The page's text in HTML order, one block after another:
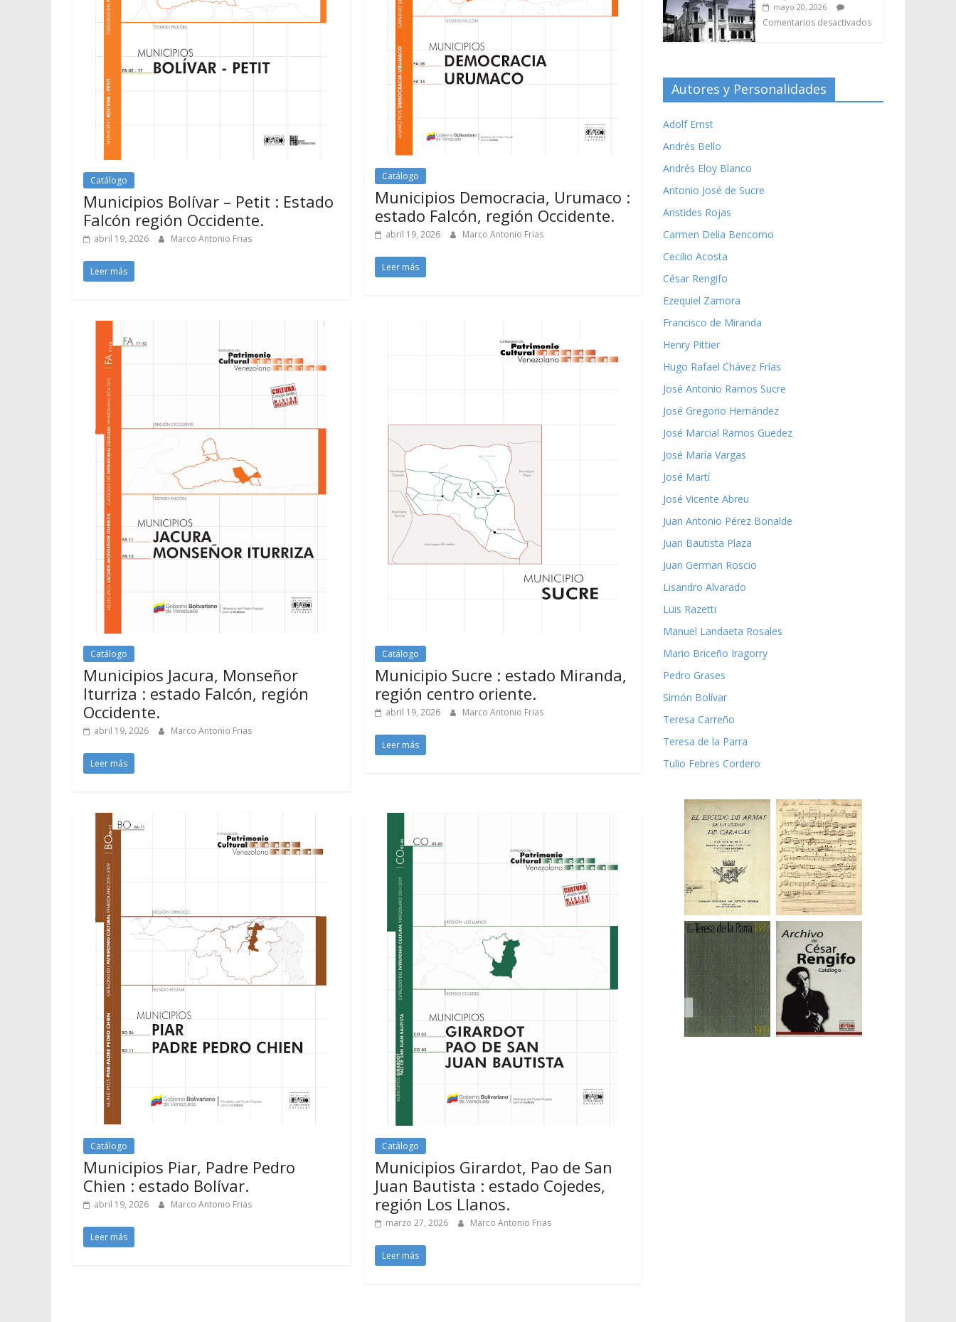
Catálogo
Municipios Bolívar – Petit : Estado
Falcón región Occidente.
abril 19, 2026 Marco Antonio Frias
Leer más
Catálogo
Municipios Democracia, Urumaco :
estado Falcón, región Occidente.
abril 19, 2026 Marco Antonio Frias
Leer más
Catálogo
Municipios Jacura, Monseñor
Iturriza : estado Falcón, región
Occidente.
abril 19, 2026 Marco Antonio Frias
Leer más
Catálogo
Municipio Sucre : estado Miranda,
región centro oriente.
abril 19, 2026 Marco Antonio Frias
Leer más
Catálogo
Municipios Piar, Padre Pedro
Chien : estado Bolívar.
abril 19, 2026 Marco Antonio Frias
Leer más
Catálogo
Municipios Girardot, Pao de San
Juan Bautista : estado Cojedes,
región Los Llanos.
marzo 27, 2026 Marco Antonio Frias
Leer más
mayo 20, 2026
Comentarios desactivados
Autores y Personalidades
Adolf Ernst
Andrés Bello
Andrés Eloy Blanco
Antonio José de Sucre
Aristides Rojas
Carmen Delia Bencomo
Cecilio Acosta
César Rengifo
Ezequiel Zamora
Francisco de Miranda
Henry Pittier
Hugo Rafael Chávez Frías
José Antonio Ramos Sucre
José Gregorio Hernández
José Marcial Ramos Guedez
José María Vargas
José Martí
José Vicente Abreu
Juan Antonio Pérez Bonalde
Juan Bautista Plaza
Juan German Roscio
Lisandro Alvarado
Luis Razetti
Manuel Landaeta Rosales
Mario Briceño Iragorry
Pedro Grases
Simón Bolívar
Teresa Carreño
Teresa de la Parra
Tulio Febres Cordero